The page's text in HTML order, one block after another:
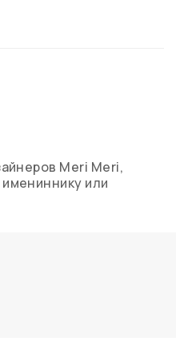
Meri Meri,
или